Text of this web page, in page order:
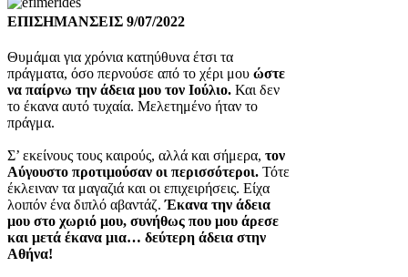
ΕΠΙΣΗΜΑΝΣΕΙΣ 9/07/2022
Θυμάμαι για χρόνια κατηύθυνα έτσι τα
πράγματα, όσο περνούσε από το χέρι μου ώστε
να παίρνω την άδεια μου τον Ιούλιο. Και δεν
το έκανα αυτό τυχαία. Μελετημένο ήταν το
πράγμα.
Σ’ εκείνους τους καιρούς, αλλά και σήμερα, τον
Αύγουστο προτιμούσαν οι περισσότεροι. Τότε
έκλειναν τα μαγαζιά και οι επιχειρήσεις. Είχα
λοιπόν ένα διπλό αβαντάζ.Έκανα την άδεια
μου στο χωριό μου, συνήθως που μου άρεσε
και μετά έκανα μια… δεύτερη άδεια στην
Αθήνα!